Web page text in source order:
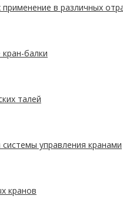
в различных
балки
талей
управления кранами
кранов